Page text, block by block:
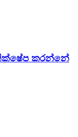
කරන්නේ